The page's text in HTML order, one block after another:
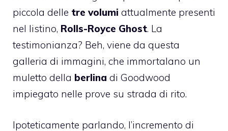
piccola delle tre volumi attualmente presenti
nel listino, Rolls-Royce Ghost. La
testimonianza? Beh, viene da questa
galleria di immagini, che immortalano un
muletto della berlina di Goodwood
impiegato nelle prove su strada di rito.
Ipoteticamente parlando, l’incremento di